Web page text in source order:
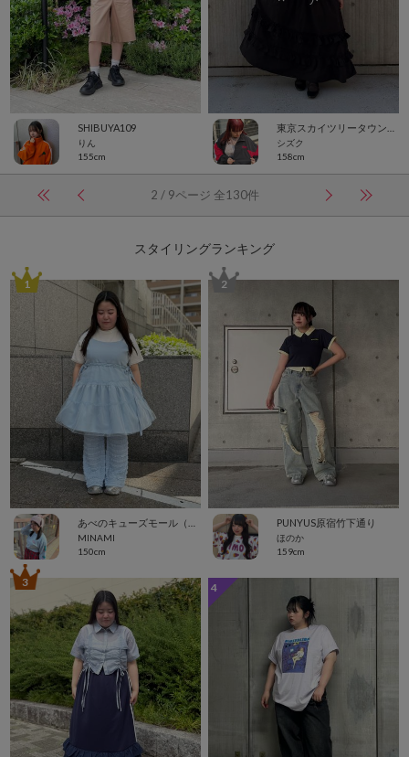
SHIBUYA109
りん
155cm
シズク
158cm
2 / 9ページ 全130件
スタイリングランキング
MINAMI
150cm
1
PUNYUS原宿竹下通り
ほのか
159cm
2
3 4